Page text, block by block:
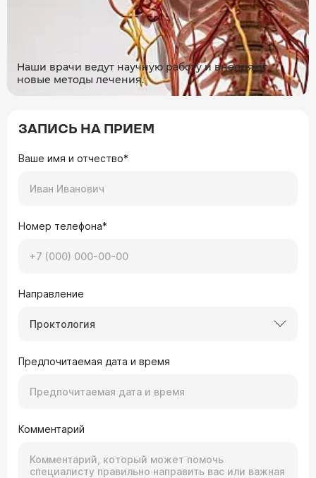
Наши врачи ведут научную работу и внедряют
новые методы лечения.
ЗАПИСЬ НА ПРИЕМ
Ваше имя и отчество*
Номер телефона*
Направление
Проктология
Предпочитаемая дата и время
Комментарий